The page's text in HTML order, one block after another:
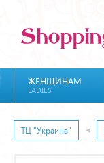
ЖЕНЩИНАМ
LADIES
ТЦ "Украина"